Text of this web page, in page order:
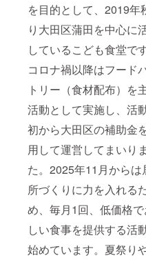
を目的として、2019年
り大田区蒲田を中心に
しているこども食堂です
コロナ禍以降はフード
トリー（食材配布）を
活動として実施し、活
初から大田区の補助金
用して運営してまいり
た。2025年11月からは
所づくりに力を入れる
め、毎月1回、低価格
しい食事を提供する活
始めています。夏祭り